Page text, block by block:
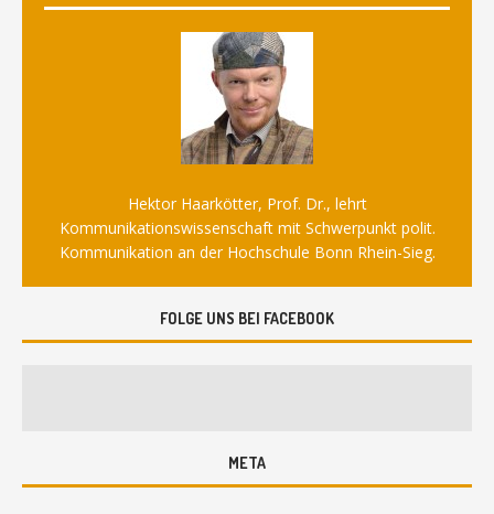
Hektor Haarkötter, Prof. Dr., lehrt
Kommunikationswissenschaft mit Schwerpunkt polit.
Kommunikation an der Hochschule Bonn Rhein-Sieg.
FOLGE UNS BEI FACEBOOK
META